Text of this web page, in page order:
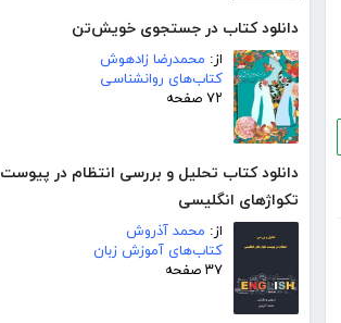
دانلود کتاب در جستجوی خویش‌تن
از: محمدرضا زادهوش
کتاب‌های روانشناسی
۷۲ صفحه
دانلود کتاب تحلیل و بررسی انتظام در پیوست
تکواژهای انگلیسی
از: محمد آذروش
کتاب‌های آموزش زبان
۳۷ صفحه